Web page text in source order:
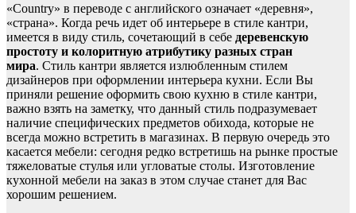
«Country» в переводе с английского означает «деревня»,
«страна». Когда речь идет об интерьере в стиле кантри,
имеется в виду стиль, сочетающий в себе деревенскую
простоту и колоритную атрибутику разных стран
мира. Стиль кантри является излюбленным стилем
дизайнеров при оформлении интерьера кухни. Если Вы
приняли решение оформить свою кухню в стиле кантри,
важно взять на заметку, что данный стиль подразумевает
наличие специфических предметов обихода, которые не
всегда можно встретить в магазинах. В первую очередь это
касается мебели: сегодня редко встретишь на рынке простые
тяжеловатые стулья или угловатые столы. Изготовление
кухонной мебели на заказ в этом случае станет для Вас
хорошим решением.